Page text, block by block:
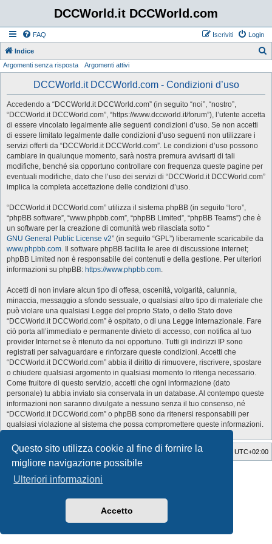
Questo sito utilizza cookie al fine di fornire la
migliore navigazione possibile
Ulteriori informazioni
Accetto
DCCWorld.it DCCWorld.com
FAQ Login
Iscriviti
Indice
Argomenti senza risposta Argomenti attivi
DCCWorld.it DCCWorld.com - Condizioni d’uso
Accedendo a “DCCWorld.it DCCWorld.com” (in seguito “noi”, “nostro”,
“DCCWorld.it DCCWorld.com”, “https://www.dccworld.it/forum”), l’utente accetta
di essere vincolato legalmente alle seguenti condizioni d’uso. Se non accetti
di essere limitato legalmente dalle condizioni d’uso seguenti non utilizzare i
servizi offerti da “DCCWorld.it DCCWorld.com”. Le condizioni d’uso possono
cambiare in qualunque momento, sarà nostra premura avvisarti di tali
modifiche, benché sia opportuno controllare con frequenza queste pagine per
eventuali modifiche, dato che l’uso dei servizi di “DCCWorld.it DCCWorld.com”
implica la completa accettazione delle condizioni d’uso.
“DCCWorld.it DCCWorld.com” utilizza il sistema phpBB (in seguito “loro”,
“phpBB software”, “www.phpbb.com”, “phpBB Limited”, “phpBB Teams”) che è
un software per la creazione di comunità web rilasciata sotto “
GNU General Public License v2” (in seguito “GPL”) liberamente scaricabile da
www.phpbb.com. Il software phpBB facilita le aree di discussione internet;
phpBB Limited non è responsabile dei contenuti e della gestione. Per ulteriori
informazioni su phpBB: https://www.phpbb.com.
Accetti di non inviare alcun tipo di offesa, oscenità, volgarità, calunnia,
minaccia, messaggio a sfondo sessuale, o qualsiasi altro tipo di materiale che
può violare una qualsiasi Legge del proprio Stato, o dello Stato dove
“DCCWorld.it DCCWorld.com” è ospitato, o di una Legge internazionale. Fare
ciò porta all’immediato e permanente divieto di accesso, con notifica al tuo
provider Internet se è ritenuto da noi opportuno. Tutti gli indirizzi IP sono
registrati per salvaguardare e rinforzare queste condizioni. Accetti che
“DCCWorld.it DCCWorld.com” abbia il diritto di rimuovere, riscrivere, spostare
o chiudere qualsiasi argomento in qualsiasi momento lo ritenga necessario.
Come fruitore di questo servizio, accetti che ogni informazione (dato
personale) tu abbia inviato sia conservata in un database. Al contempo queste
informazioni non saranno divulgate a nessuno senza il tuo consenso, né
“DCCWorld.it DCCWorld.com” o phpBB sono da ritenersi responsabili per
qualsiasi violazione al sistema che possa compromettere queste informazioni.
Indice Tutti gli orari sono UTC+02:00
Cancella cookie
Style Developer by ©
Creato daphpBB
Privacy|Condizioni